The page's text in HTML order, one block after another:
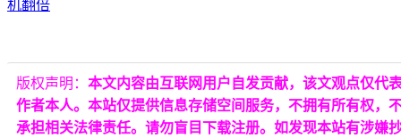
版权声明： 本文内容由互联网用户自发贡献，该文观点仅代
作者本人。本站仅提供信息存储空间服务，不拥有所有权，
承担相关法律责任。请勿盲目下载注册。如发现本站有涉嫌